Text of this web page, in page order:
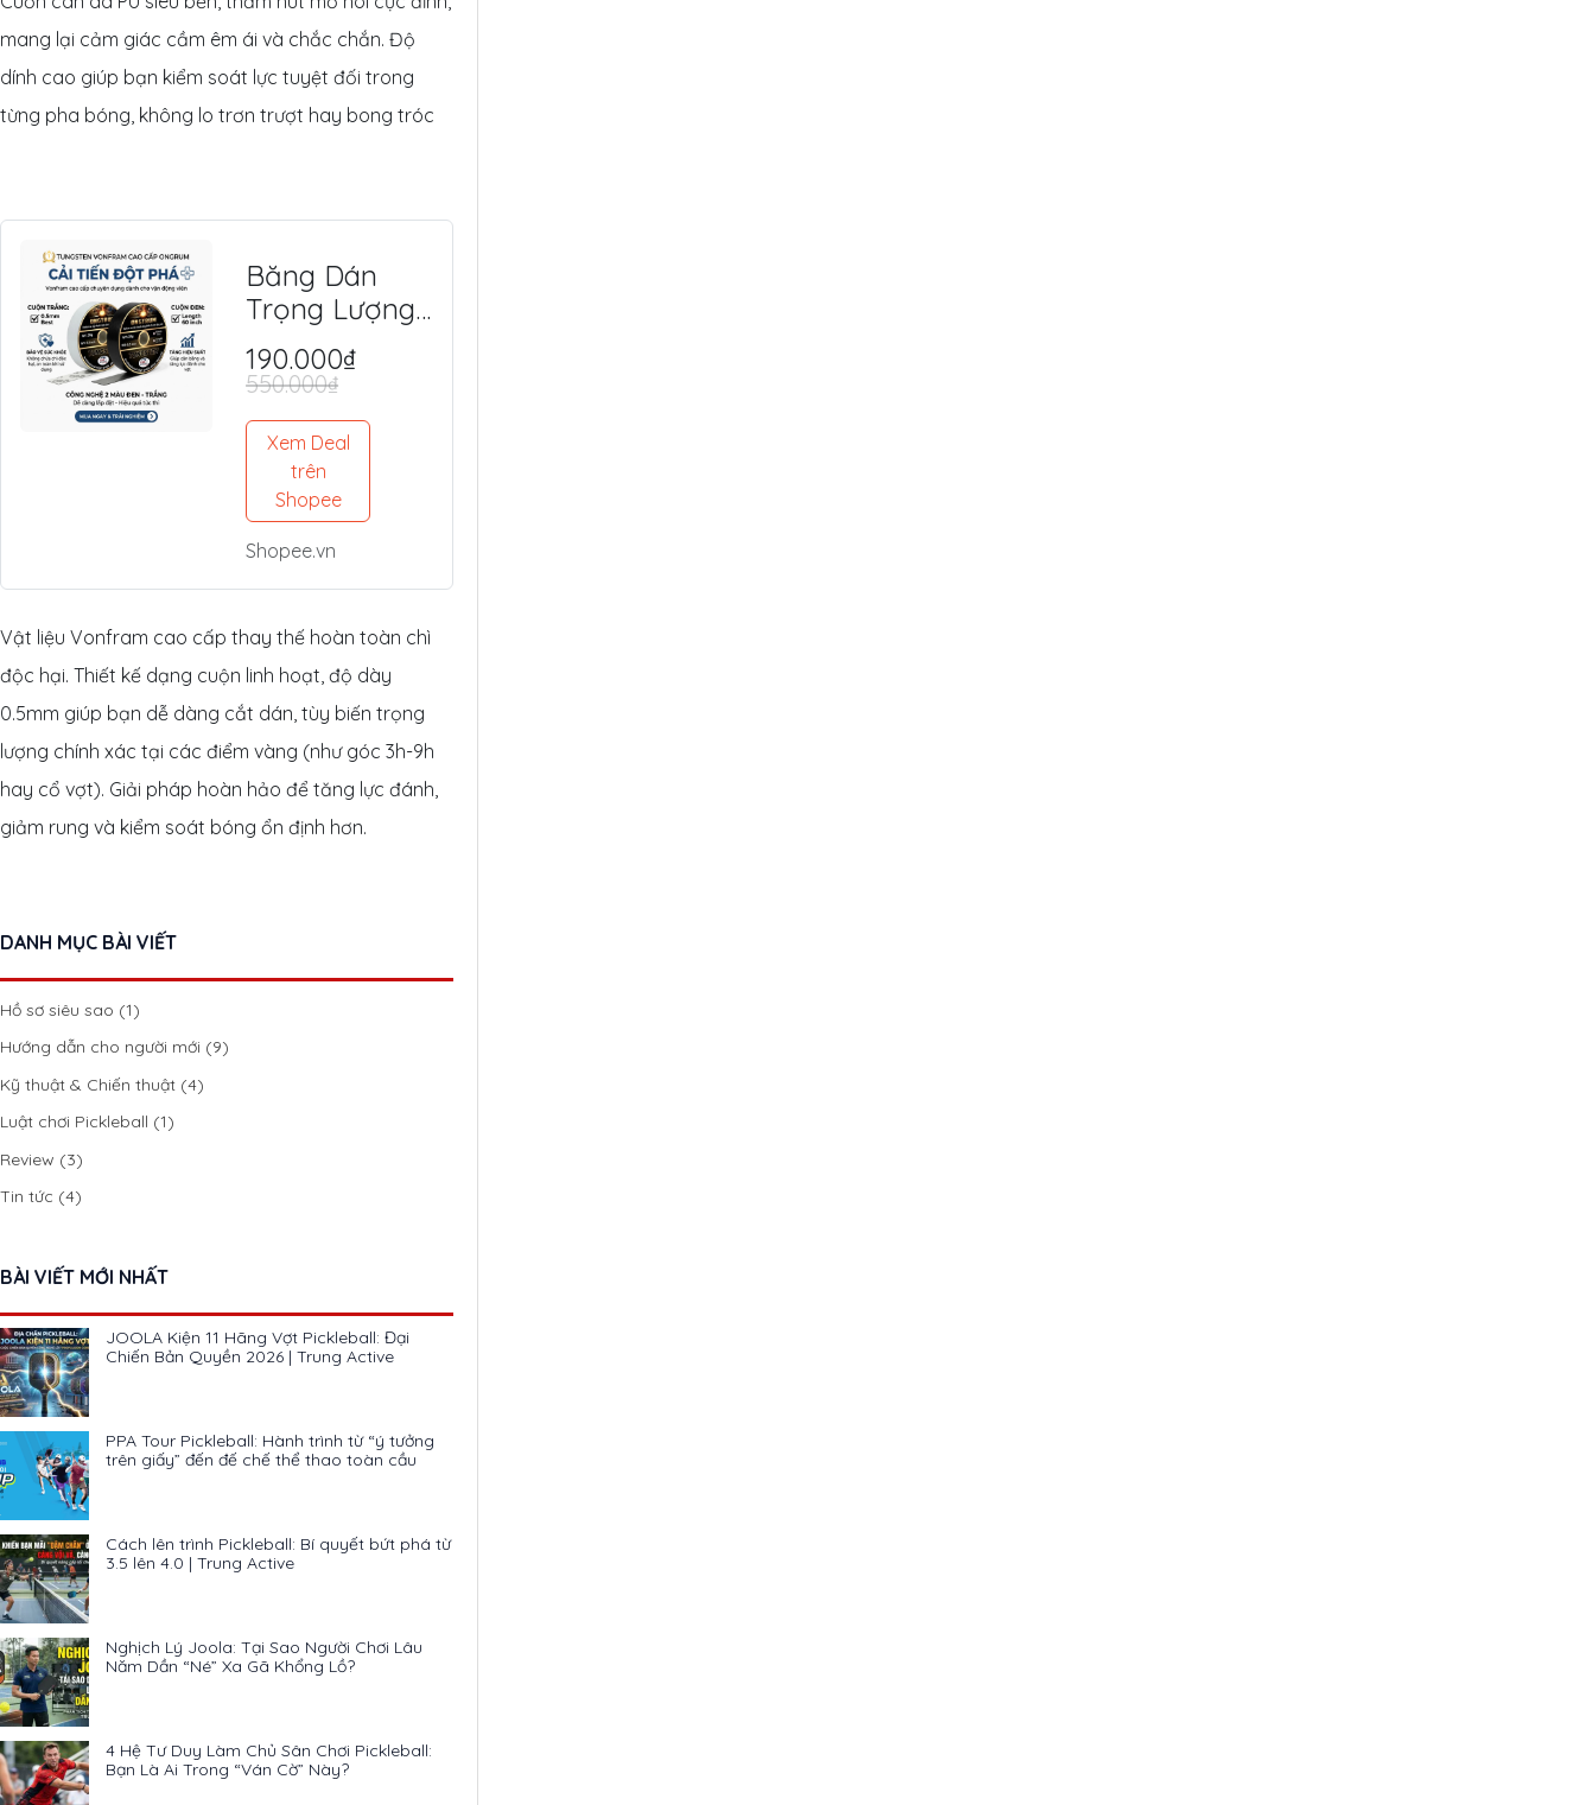
mang lại cảm giác cầm êm ái và chắc chắn. Độ
dính cao giúp bạn kiểm soát lực tuyệt đối trong
từng pha bóng, không lo trơn trượt hay bong tróc
Băng Dán
Trọng Lượng
Tungsten
(Vonfram)
An Toàn, Tối
Ưu Lực Đánh,
Điểm Ngọt
190.000₫
550.000₫
Xem Deal
trên
Shopee
Shopee.vn
Vật liệu Vonfram cao cấp thay thế hoàn toàn chì
độc hại. Thiết kế dạng cuộn linh hoạt, độ dày
0.5mm giúp bạn dễ dàng cắt dán, tùy biến trọng
lượng chính xác tại các điểm vàng (như góc 3h-9h
hay cổ vợt). Giải pháp hoàn hảo để tăng lực đánh,
giảm rung và kiểm soát bóng ổn định hơn.
DANH MỤC BÀI VIẾT
Hồ sơ siêu sao (1)
Hướng dẫn cho người mới (9)
Kỹ thuật & Chiến thuật (4)
Luật chơi Pickleball (1)
Review (3)
Tin tức (4)
BÀI VIẾT MỚI NHẤT
JOOLA Kiện 11 Hãng Vợt Pickleball: Đại
Chiến Bản Quyền 2026 | Trung Active
PPA Tour Pickleball: Hành trình từ “ý tưởng
trên giấy” đến đế chế thể thao toàn cầu
Cách lên trình Pickleball: Bí quyết bứt phá từ
3.5 lên 4.0 | Trung Active
Nghịch Lý Joola: Tại Sao Người Chơi Lâu
Năm Dần “Né” Xa Gã Khổng Lồ?
4 Hệ Tư Duy Làm Chủ Sân Chơi Pickleball:
Bạn Là Ai Trong “Ván Cờ” Này?